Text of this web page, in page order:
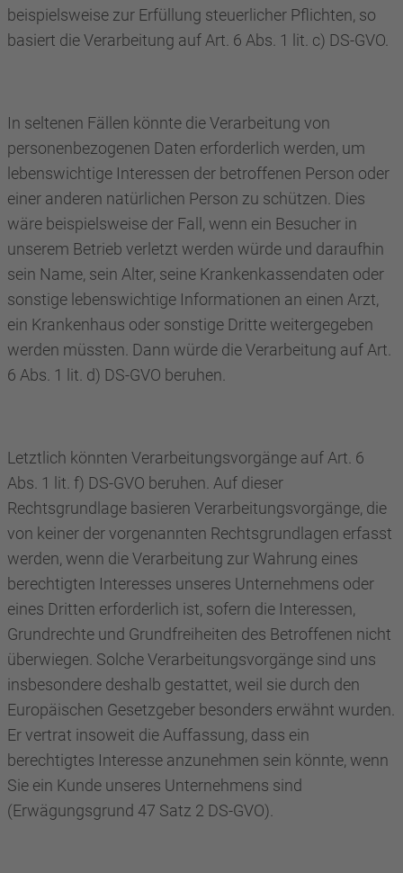
beispielsweise zur Erfüllung steuerlicher Pflichten, so
basiert die Verarbeitung auf Art. 6 Abs. 1 lit. c) DS-GVO.
In seltenen Fällen könnte die Verarbeitung von
personenbezogenen Daten erforderlich werden, um
lebenswichtige Interessen der betroffenen Person oder
einer anderen natürlichen Person zu schützen. Dies
wäre beispielsweise der Fall, wenn ein Besucher in
unserem Betrieb verletzt werden würde und daraufhin
sein Name, sein Alter, seine Krankenkassendaten oder
sonstige lebenswichtige Informationen an einen Arzt,
ein Krankenhaus oder sonstige Dritte weitergegeben
werden müssten. Dann würde die Verarbeitung auf Art.
6 Abs. 1 lit. d) DS-GVO beruhen.
Letztlich könnten Verarbeitungsvorgänge auf Art. 6
Abs. 1 lit. f) DS-GVO beruhen. Auf dieser
Rechtsgrundlage basieren Verarbeitungsvorgänge, die
von keiner der vorgenannten Rechtsgrundlagen erfasst
werden, wenn die Verarbeitung zur Wahrung eines
berechtigten Interesses unseres Unternehmens oder
eines Dritten erforderlich ist, sofern die Interessen,
Grundrechte und Grundfreiheiten des Betroffenen nicht
überwiegen. Solche Verarbeitungsvorgänge sind uns
insbesondere deshalb gestattet, weil sie durch den
Europäischen Gesetzgeber besonders erwähnt wurden.
Er vertrat insoweit die Auffassung, dass ein
berechtigtes Interesse anzunehmen sein könnte, wenn
Sie ein Kunde unseres Unternehmens sind
(Erwägungsgrund 47 Satz 2 DS-GVO).